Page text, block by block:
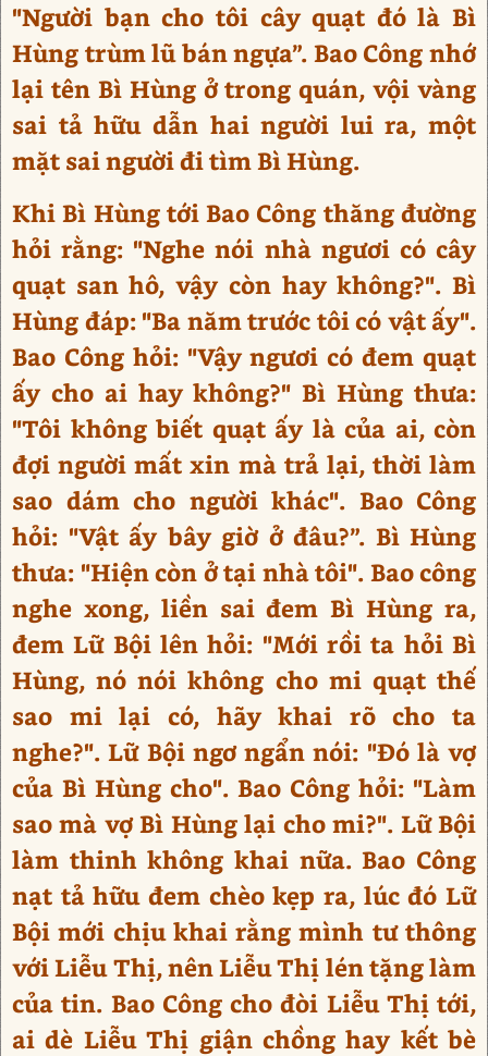
"Người bạn cho tôi cây quạt đó là Bì
Hùng trùm lũ bán ngựa”. Bao Công nhớ
lại tên Bì Hùng ở trong quán, vội vàng
sai tả hữu dẫn hai người lui ra, một
mặt sai người đi tìm Bì Hùng.
Khi Bì Hùng tới Bao Công thăng đường
hỏi rằng: "Nghe nói nhà ngươi có cây
quạt san hô, vậy còn hay không?". Bì
Hùng đáp: "Ba năm trước tôi có vật ấy".
Bao Công hỏi: "Vậy ngươi có đem quạt
ấy cho ai hay không?" Bì Hùng thưa:
"Tôi không biết quạt ấy là của ai, còn
đợi người mất xin mà trả lại, thời làm
sao dám cho người khác". Bao Công
hỏi: "Vật ấy bây giờ ở đâu?”. Bì Hùng
thưa: "Hiện còn ở tại nhà tôi". Bao công
nghe xong, liền sai đem Bì Hùng ra,
đem Lữ Bội lên hỏi: "Mới rồi ta hỏi Bì
Hùng, nó nói không cho mi quạt thế
sao mi lại có, hãy khai rõ cho ta
nghe?". Lữ Bội ngơ ngẩn nói: "Đó là vợ
của Bì Hùng cho". Bao Công hỏi: "Làm
sao mà vợ Bì Hùng lại cho mi?". Lữ Bội
làm thinh không khai nữa. Bao Công
nạt tả hữu đem chèo kẹp ra, lúc đó Lữ
Bội mới chịu khai rằng mình tư thông
với Liễu Thị, nên Liễu Thị lén tặng làm
của tin. Bao Công cho đòi Liễu Thị tới,
ai dè Liễu Thị giận chồng hay kết bè